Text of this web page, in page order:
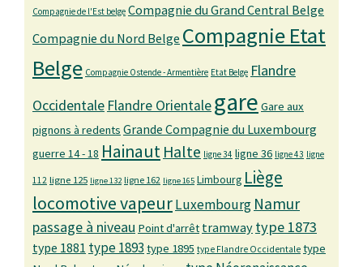
Compagnie de l'Est belge Compagnie du Grand Central Belge
Compagnie du Nord Belge Compagnie Etat
Belge Compagnie Ostende - Armentière Etat Belge Flandre
Occidentale Flandre Orientalegare Gare aux
pignons à redents Grande Compagnie du Luxembourg
guerre 14 - 18 Hainaut Halte ligne 34 ligne 36 ligne 43 ligne
112 ligne 125 ligne 132 ligne 162 ligne 165 Limbourg Liège
locomotive vapeurLuxembourg Namur
passage à niveau Point d'arrêt tramway type 1873
type 1881 type 1893 type 1895 type Flandre Occidentale type